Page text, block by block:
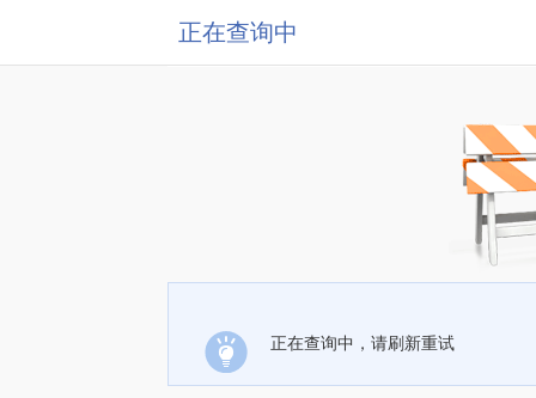
正在查询中
正在查询中，请刷新重试